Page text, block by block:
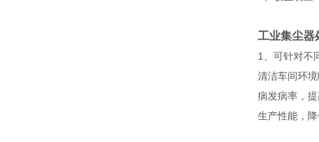
工业集尘器
1、可针对不
清洁车间环
病发病率，
生产性能，